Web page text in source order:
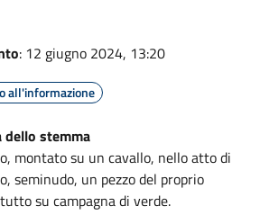
: 12 giugno 2024, 13:20
all'informazione
dello stemma
montato su un cavallo, nello atto di
seminudo, un pezzo del proprio
su campagna di verde.